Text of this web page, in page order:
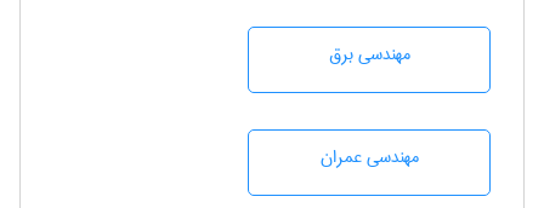
مهندسی برق
مهندسی عمران